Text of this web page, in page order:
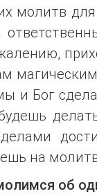
молитв
и Бог
на
об